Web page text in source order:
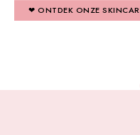
❤ ONTDEK ONZE